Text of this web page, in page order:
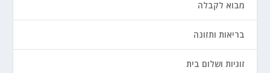
מבוא לקבלה
בריאות ותזונה
זוגיות ושלום בית